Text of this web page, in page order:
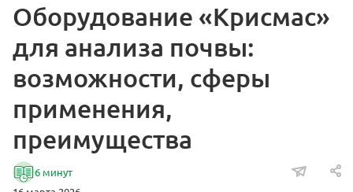
Оборудование «Крисмас»
для анализа почвы:
возможности, сферы
применения,
преимущества
6 минут